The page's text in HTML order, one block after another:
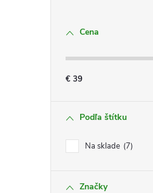
Cena
€ 39
Podľa štítku
Na sklade 7
Značky